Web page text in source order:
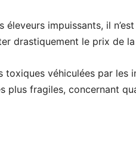
impuissants, il
drastiquement le prix de
véhiculées par les
plus fragiles, concernant